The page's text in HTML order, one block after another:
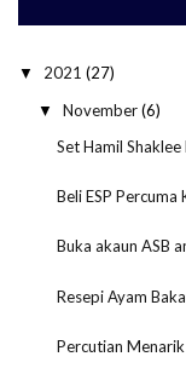
▼ 2021 (27)
▼ November(6)
Set Hamil
Beli ESP
Buka akaun ASB
Resepi Ayam
Percutian